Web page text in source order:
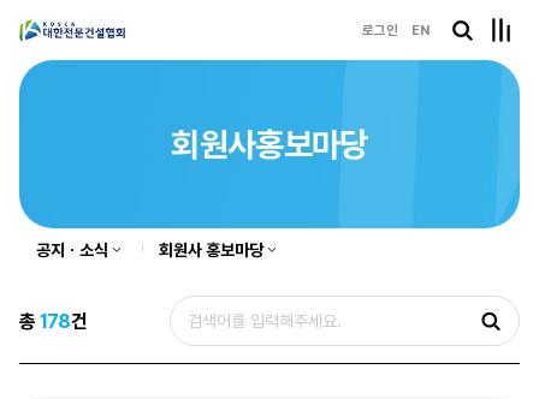
로그인 EN
회원사홍보마당
공지ㆍ소식 회원사 홍보마당
총 178건